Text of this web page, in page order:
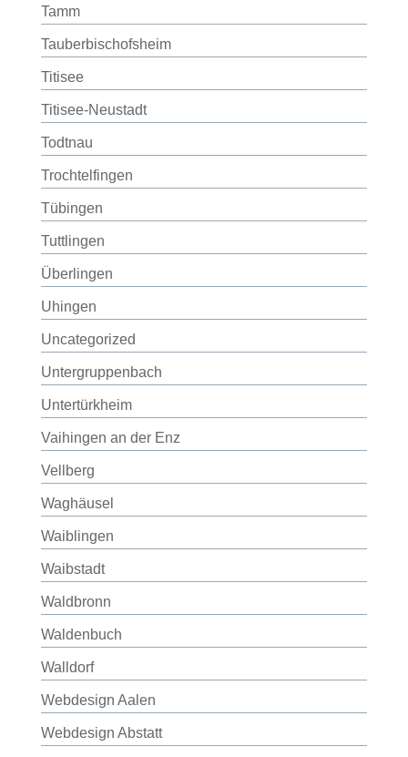
Tamm
Tauberbischofsheim
Titisee
Titisee-Neustadt
Todtnau
Trochtelfingen
Tübingen
Tuttlingen
Überlingen
Uhingen
Uncategorized
Untergruppenbach
Untertürkheim
Vaihingen an der Enz
Vellberg
Waghäusel
Waiblingen
Waibstadt
Waldbronn
Waldenbuch
Walldorf
Webdesign Aalen
Webdesign Abstatt